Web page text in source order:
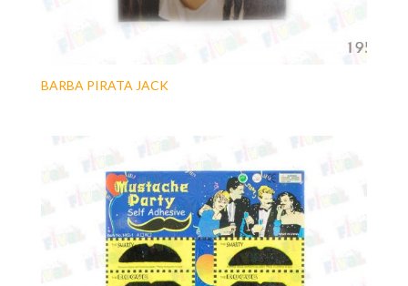
BARBA PIRATA JACK